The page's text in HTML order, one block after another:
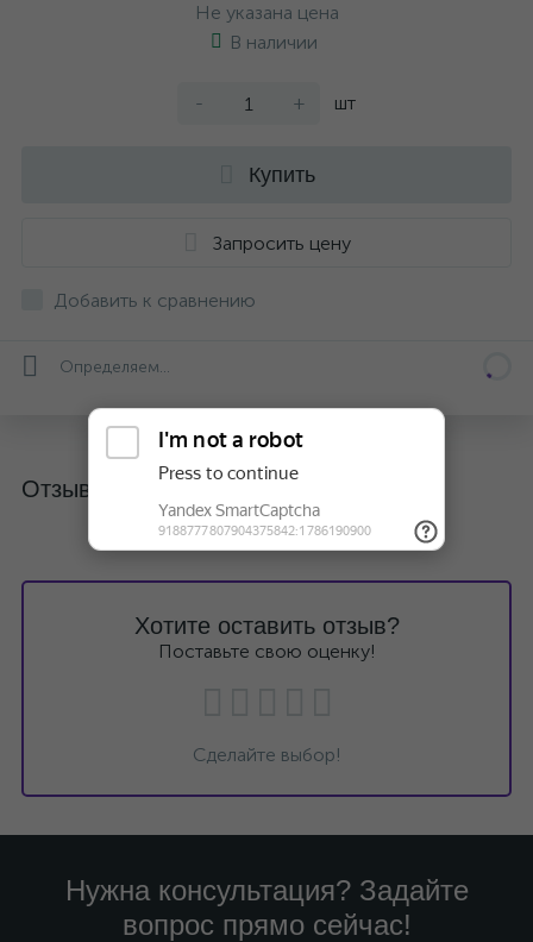
Не указана цена
В наличии
- + шт
Купить
Запросить цену
Добавить к сравнению
Определяем...
Отзывы
Хотите оставить отзыв?
Поставьте свою оценку!
Сделайте выбор!
Нужна консультация? Задайте
вопрос прямо сейчас!